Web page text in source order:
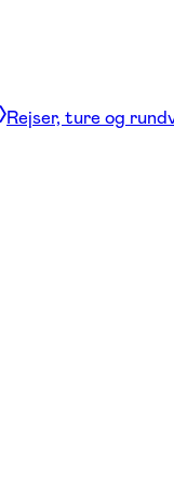
Rejser, ture og